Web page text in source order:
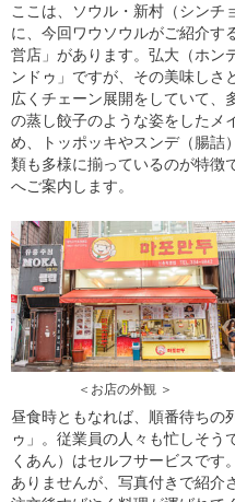
ここは、ソウル・新村（シンチ
に、今回ワウソウルがご紹介
営店」があります。弘大（ホン
ンドゥ」ですが、その美味しさ
広くチェーン展開をしていて、
の蒸し餃子のような姿をしたメ
め、トッポッキやスンデ（腸詰
類も多様に揃っているのが特徴
へご案内します。
＜お店の外観 ＞
昼食時ともなれば、順番待ちの
ゥ」。従業員の人々も忙しそう
くあん）はセルフサービスです
ありませんが、写真付きで紹介